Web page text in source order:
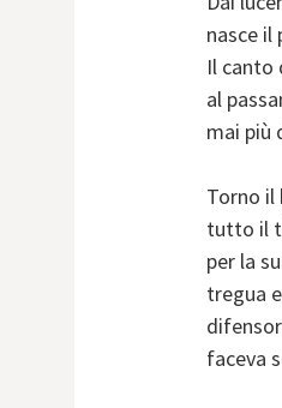
nasce il
Il canto
al
mai più
Torno il
tutto il
per la
tregua
faceva